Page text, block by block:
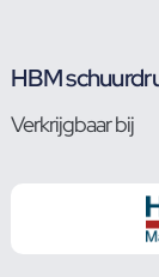
HBM
Verkrijgbaar bij